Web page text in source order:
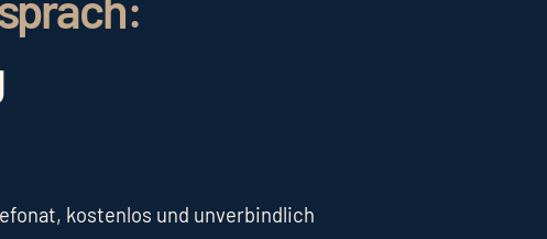
kostenlos und unverbindlich